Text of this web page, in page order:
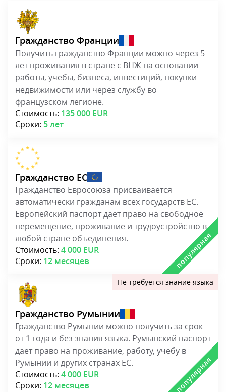
Гражданство Франции
Получить гражданство Франции можно через 5
лет проживания в стране с ВНЖ на основании
работы, учебы, бизнеса, инвестиций, покупки
недвижимости или через службу во
французском легионе.
Стоимость: 135 000 EUR
Сроки: 5 лет
Гражданство ЕС
Гражданство Евросоюза присваивается
автоматически гражданам всех государств ЕС.
Европейский паспорт дает право на свободное
перемещение, проживание и трудоустройство в
любой стране объединения.
Стоимость: 4 000 EUR
Сроки: 12 месяцев
Гражданство Румынии
Гражданство Румынии можно получить за срок
от 1 года и без знания языка. Румынский паспорт
дает право на проживание, работу, учебу в
Румынии и других странах ЕС.
Стоимость: 4 000 EUR
Сроки: 12 месяцев